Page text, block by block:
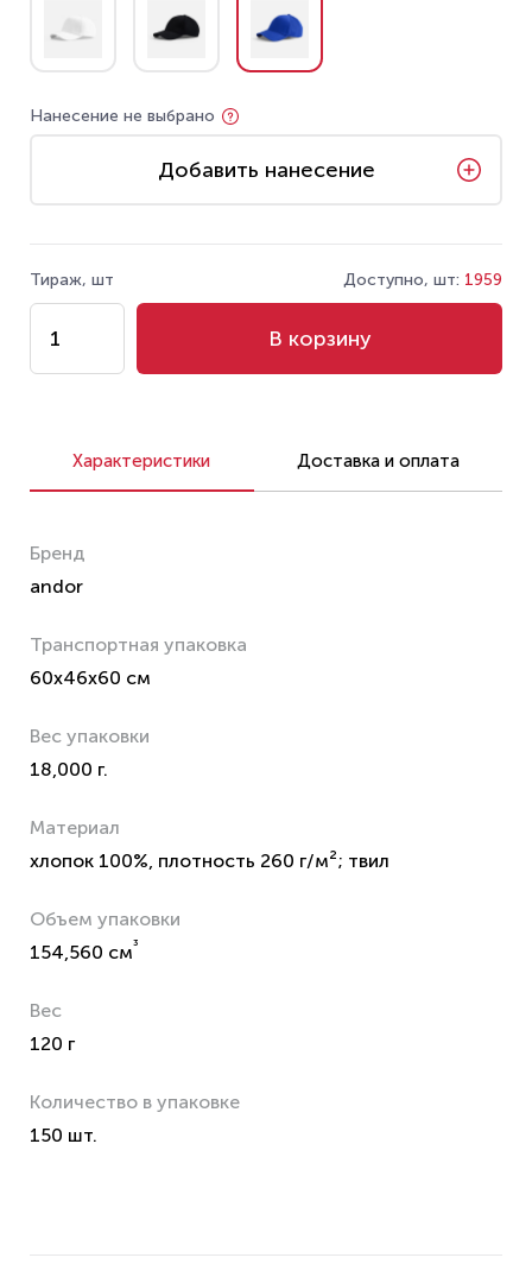
Нанесение не выбрано
Добавить нанесение
Тираж, шт Доступно, шт: 1959
В корзину
Характеристики Доставка и оплата
Бренд
andor
Транспортная упаковка
60x46x60 см
Вес упаковки
18,000 г.
Материал
хлопок 100%, плотность 260 г/м²; твил
Объем упаковки
154,560 см³
Вес
120 г
Количество в упаковке
150 шт.